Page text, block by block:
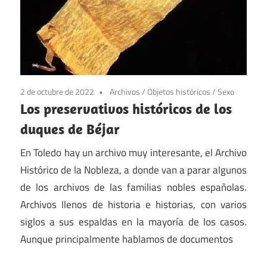
2 de octubre de 2022 Archivos/Objetos históricos/Sexo
Los preservativos históricos de los
duques de Béjar
En Toledo hay un archivo muy interesante, el Archivo
Histórico de la Nobleza, a donde van a parar algunos
de los archivos de las familias nobles españolas.
Archivos llenos de historia e historias, con varios
siglos a sus espaldas en la mayoría de los casos.
Aunque principalmente hablamos de documentos